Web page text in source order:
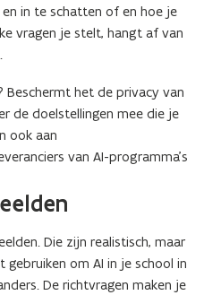
in te schatten of en hoe je
vragen je stelt, hangt af van
het de privacy van
de doelstellingen mee die je
ook aan
van AI-programma’s
Die zijn realistisch, maar
gebruiken om AI in je school in
De richtvragen maken je